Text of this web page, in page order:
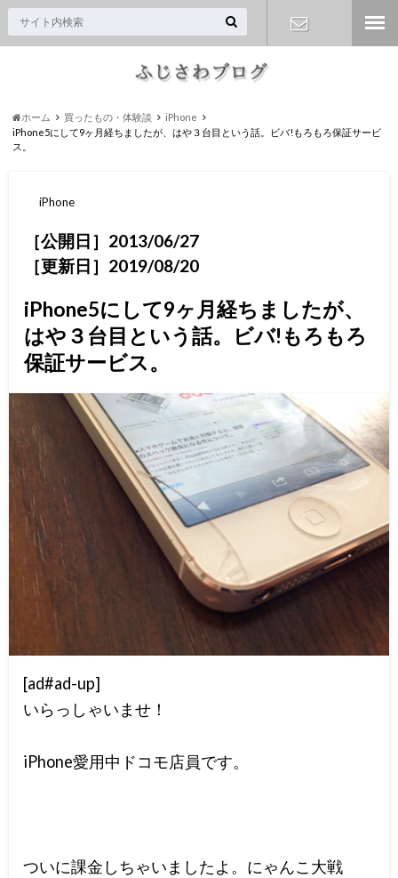
お問い合わ
ホーム 買ったもの・体験談
iPhone
iPhone5にして9ヶ月経ちましたが、はや３台目という話。ビバ!もろもろ保証サービ
ス。
iPhone
［公開日］2013/06/27
［更新日］2019/08/20
iPhone5にして9ヶ月経ちましたが、
はや３台目という話。ビバ!もろもろ
保証サービス。
[ad#ad-up]
いらっしゃいませ！
iPhone愛用中ドコモ店員です。
ついに課金しちゃいましたよ。にゃんこ大戦